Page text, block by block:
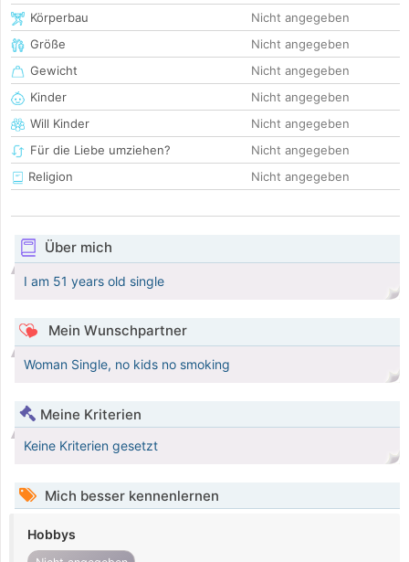
Körperbau
Nicht angegeben
Größe
Nicht angegeben
Gewicht
Nicht angegeben
Kinder
Nicht angegeben
Will Kinder
Nicht angegeben
Für die Liebe umziehen?
Nicht angegeben
Religion
Nicht angegeben
Über mich
I am 51 years old single
Mein Wunschpartner
Woman Single, no kids no smoking
Meine Kriterien
Keine Kriterien gesetzt
Mich besser kennenlernen
Hobbys